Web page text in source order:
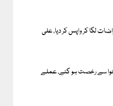
لگا کر واپس کر دیا، علی
سے رخصت ہو گئے، عملے